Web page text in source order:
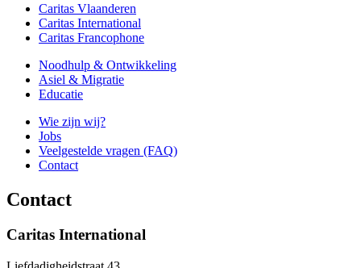
Caritas Vlaanderen
Caritas International
Caritas Francophone
Noodhulp & Ontwikkeling
Asiel & Migratie
Educatie
Wie zijn wij?
Jobs
Veelgestelde vragen (FAQ)
Contact
Contact
Caritas International